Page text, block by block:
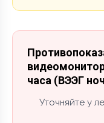
часа (ВЭЭГ
Уточняйте у